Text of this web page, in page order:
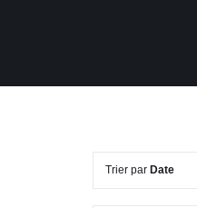
Trier par Date